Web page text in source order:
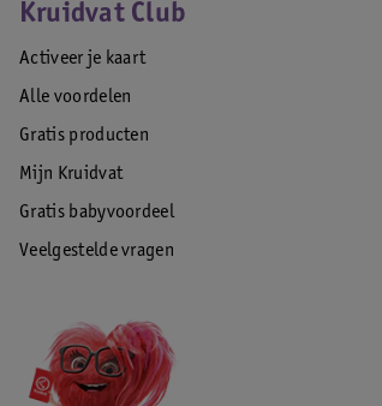
Kruidvat Club
Activeer je kaart
Alle voordelen
Gratis producten
Mijn Kruidvat
Gratis babyvoordeel
Veelgestelde vragen